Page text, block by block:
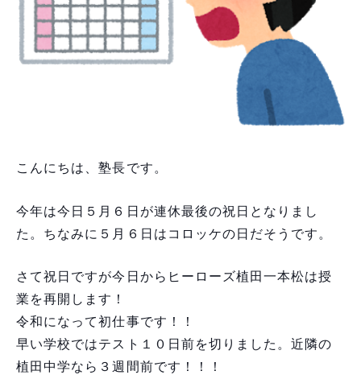
こんにちは、塾長です。
今年は今日５月６日が連休最後の祝日となりまし
た。ちなみに５月６日はコロッケの日だそうです。
さて祝日ですが今日からヒーローズ植田一本松は授
業を再開します！
令和になって初仕事です！！
早い学校ではテスト１０日前を切りました。近隣の
植田中学なら３週間前です！！！